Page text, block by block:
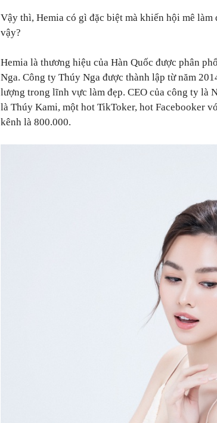
Vậy thì, Hemia có gì đặc biệt mà khiến hội mê
vậy?
Hemia là thương hiệu của Hàn Quốc được phân
Nga. Công ty Thúy Nga được thành lập từ năm
lượng trong lĩnh vực làm đẹp. CEO của công ty là
là Thúy Kami, một hot TikToker, hot Facebooker
kênh là 800.000.